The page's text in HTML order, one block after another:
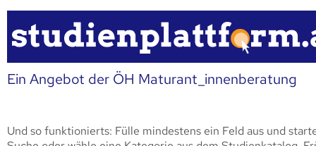
Ein Angebot der ÖH Maturant_innenberatung
Und so funktionierts: Fülle mindestens ein Feld aus und